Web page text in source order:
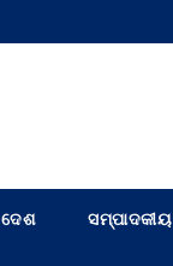
ଦେଶ ସମ୍ପାଦକୀୟ